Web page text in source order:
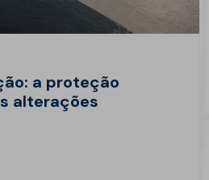
a proteção
alterações